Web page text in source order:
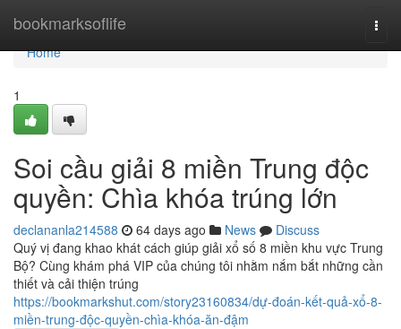
bookmarksoflife
Home
Home
1
Soi cầu giải 8 miền Trung độc
quyền: Chìa khóa trúng lớn
declananla214588 64 days ago News
Discuss
Quý vị đang khao khát cách giúp giải xổ số 8 miền khu vực Trung
Bộ? Cùng khám phá VIP của chúng tôi nhằm nắm bắt những cần
thiết và cải thiện trúng
https://bookmarkshut.com/story23160834/dự-đoán-kết-quả-xổ-8-
miền-trung-độc-quyền-chìa-khóa-ăn-đậm